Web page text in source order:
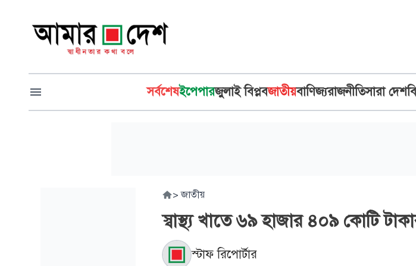
সর্বশেষইপেপারজুলাই বিপ্লবজাতীয়বাণিজ্যরাজনীতিসারা দেশ
> জাতীয়
স্বাস্থ্য খাতে ৬৯ হাজার ৪০৯ কোটি
স্টাফ রিপোর্টার